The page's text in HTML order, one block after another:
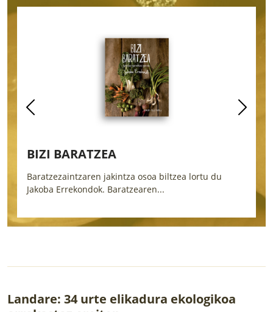
BIZI BARATZEA
Baratzezaintzaren jakintza osoa biltzea lortu du
Jakoba Errekondok. Baratzearen...
Landare: 34 urte elikadura ekologikoa